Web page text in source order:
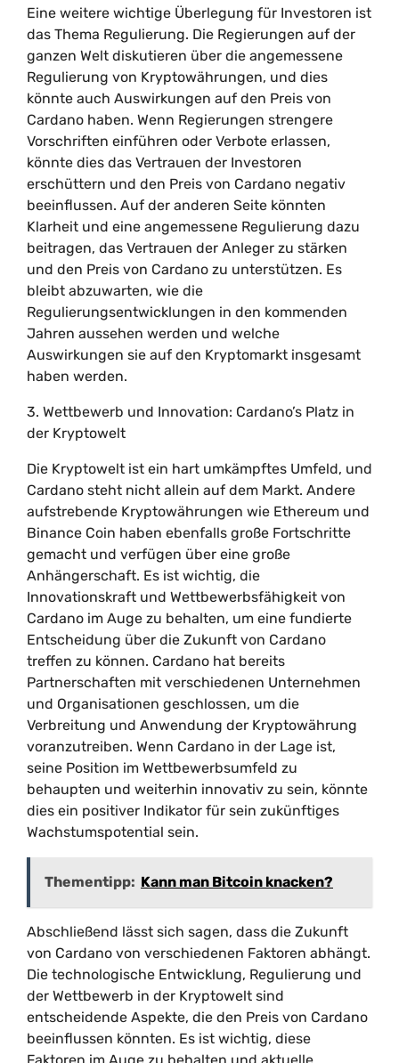
Eine weitere wichtige Überlegung für Investoren ist
das Thema Regulierung. Die Regierungen auf der
ganzen Welt diskutieren über die angemessene
Regulierung von Kryptowährungen, und dies
könnte auch Auswirkungen auf den Preis von
Cardano haben. Wenn Regierungen strengere
Vorschriften einführen oder Verbote erlassen,
könnte dies das Vertrauen der Investoren
erschüttern und den Preis von Cardano negativ
beeinflussen. Auf der anderen Seite könnten
Klarheit und eine angemessene Regulierung dazu
beitragen, das Vertrauen der Anleger zu stärken
und den Preis von Cardano zu unterstützen. Es
bleibt abzuwarten, wie die
Regulierungsentwicklungen in den kommenden
Jahren aussehen werden und welche
Auswirkungen sie auf den Kryptomarkt insgesamt
haben werden.
3. Wettbewerb und Innovation: Cardano’s Platz in
der Kryptowelt
Die Kryptowelt ist ein hart umkämpftes Umfeld, und
Cardano steht nicht allein auf dem Markt. Andere
aufstrebende Kryptowährungen wie Ethereum und
Binance Coin haben ebenfalls große Fortschritte
gemacht und verfügen über eine große
Anhängerschaft. Es ist wichtig, die
Innovationskraft und Wettbewerbsfähigkeit von
Cardano im Auge zu behalten, um eine fundierte
Entscheidung über die Zukunft von Cardano
treffen zu können. Cardano hat bereits
Partnerschaften mit verschiedenen Unternehmen
und Organisationen geschlossen, um die
Verbreitung und Anwendung der Kryptowährung
voranzutreiben. Wenn Cardano in der Lage ist,
seine Position im Wettbewerbsumfeld zu
behaupten und weiterhin innovativ zu sein, könnte
dies ein positiver Indikator für sein zukünftiges
Wachstumspotential sein.
Thementipp: Kann man Bitcoin knacken?
Abschließend lässt sich sagen, dass die Zukunft
von Cardano von verschiedenen Faktoren abhängt.
Die technologische Entwicklung, Regulierung und
der Wettbewerb in der Kryptowelt sind
entscheidende Aspekte, die den Preis von Cardano
beeinflussen könnten. Es ist wichtig, diese